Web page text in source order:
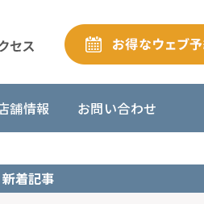
舗情報 お問い合わせ
新着記事